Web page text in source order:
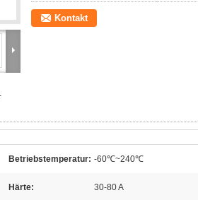
Kontakt
Betriebstemperatur: -60℃~240℃
Härte: 30-80 A